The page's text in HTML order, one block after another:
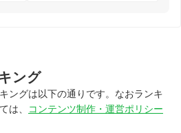
ング
ングは以下の通りです。なおランキ
は、
コンテンツ制作・運営ポリシー